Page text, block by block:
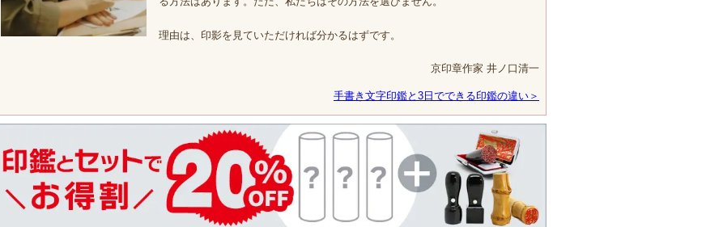
理由は、印影を見ていただければ分かるはずです。
京印章作家 井ノ口清一
手書き文字印鑑と3日でできる印鑑の違い＞